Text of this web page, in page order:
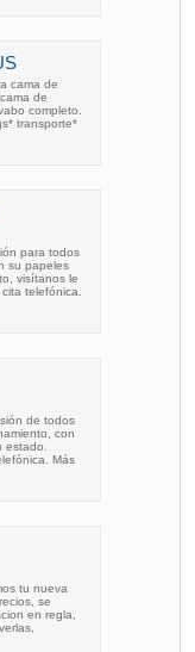
cama de
de
completo.
transporte*
para todos
su papeles
visítanos le
telefónica.
de todos
con
Más
tu nueva
se
en regla,